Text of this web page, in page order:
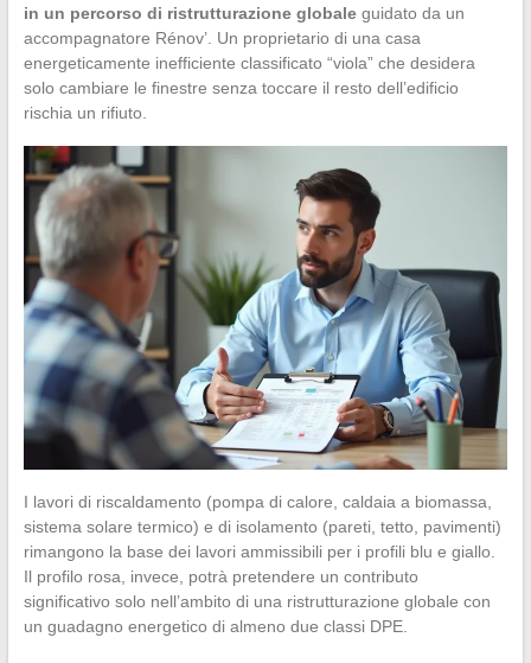
in un percorso di ristrutturazione globaleguidato da un
accompagnatore Rénov’. Un proprietario di una casa
energeticamente inefficiente classificato “viola” che desidera
solo cambiare le finestre senza toccare il resto dell’edificio
rischia un rifiuto.
I lavori di riscaldamento (pompa di calore, caldaia a biomassa,
sistema solare termico) e di isolamento (pareti, tetto, pavimenti)
rimangono la base dei lavori ammissibili per i profili blu e giallo.
Il profilo rosa, invece, potrà pretendere un contributo
significativo solo nell’ambito di una ristrutturazione globale con
un guadagno energetico di almeno due classi DPE.